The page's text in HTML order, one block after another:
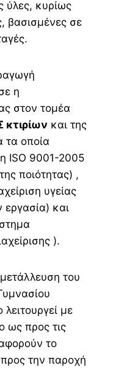
ύλες, κυρίως
βασισμένες σε
η
στον τομέα
και της
τα οποία
ISO 9001-2005
ποιότητας) ,
υγείας
εργασία) και
).
του
λειτουργεί με
ως προς τις
το
την παροχή